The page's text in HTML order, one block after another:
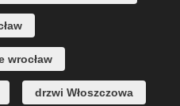
wrocław
drzwi Włoszczowa